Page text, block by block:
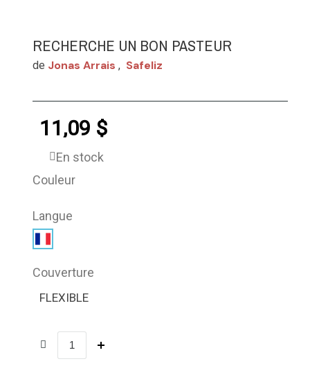
RECHERCHE UN BON PASTEUR
de Jonas Arrais , Safeliz
11,09 $
En stock
Couleur
Langue
Couverture
FLEXIBLE